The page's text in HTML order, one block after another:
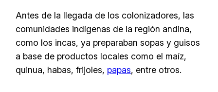
Antes de la llegada de los colonizadores, las
comunidades indígenas de la región andina,
como los incas, ya preparaban sopas y guisos
a base de productos locales como el maíz,
quinua, habas, frijoles, papas, entre otros.